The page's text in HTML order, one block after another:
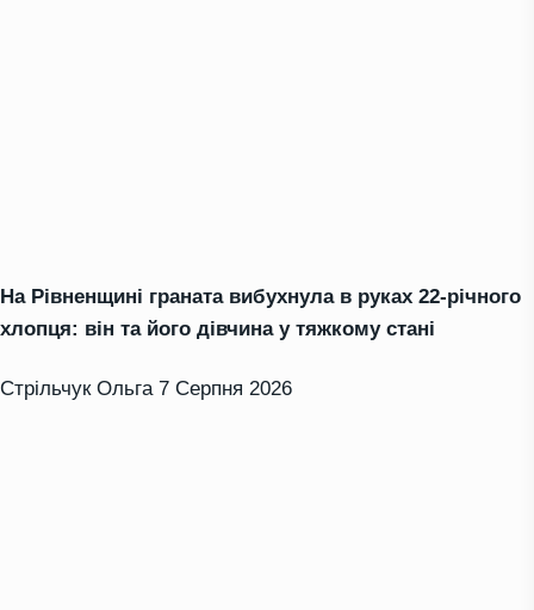
На Рівненщині граната вибухнула в руках 22-річного
хлопця: він та його дівчина у тяжкому стані
Стрільчук Ольга 7 Серпня 2026